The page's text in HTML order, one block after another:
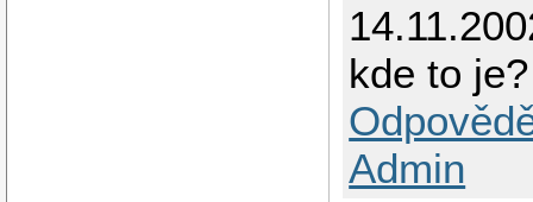
kde to je?
Admin